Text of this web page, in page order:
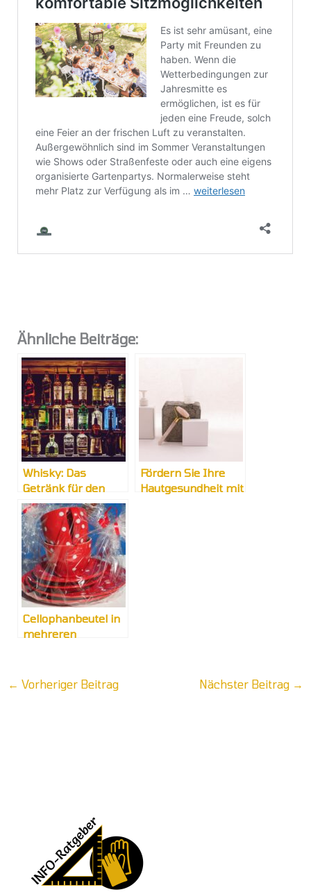
Ähnliche Beiträge:
Whisky: Das
Getränk für den
Herbst
Fördern Sie Ihre
Hautgesundheit mit
Cellophanbeutel in
mehreren
← Vorheriger Beitrag Nächster Beitrag →